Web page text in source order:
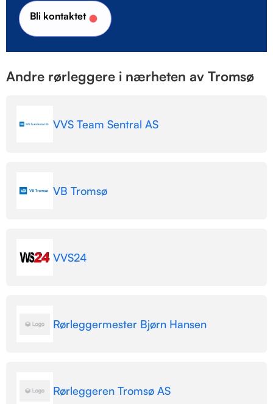
Bli kontaktet
Andre rørleggere i nærheten av Tromsø
VVS Team Sentral AS
VB Tromsø
VVS24
Rørleggermester Bjørn Hansen
Rørleggeren Tromsø AS